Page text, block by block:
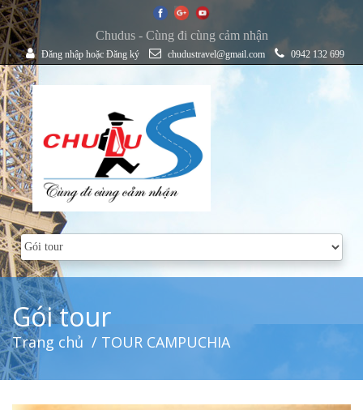
Chudus - Cùng đi cùng cảm nhận
Đăng nhập hoặc Đăng ký chudustravel@gmail.com 0942 132 699
Gói tour
Trang chủ / TOUR CAMPUCHIA